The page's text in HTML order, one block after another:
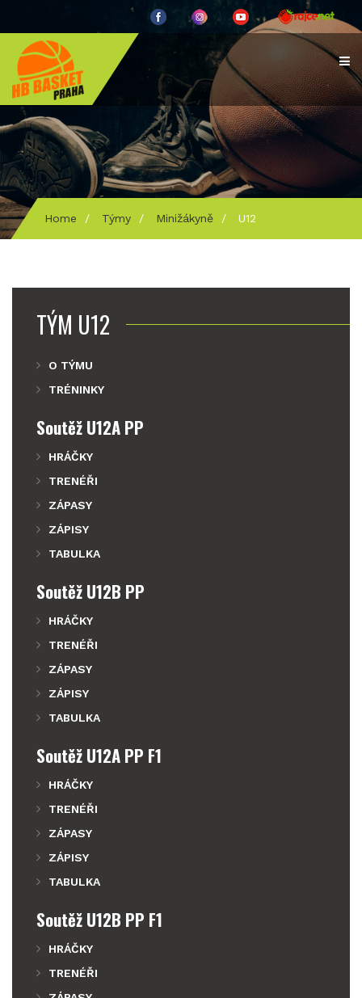
Home / Týmy / Minižákyně / U12
TÝM U12
O TÝMU
TRÉNINKY
Soutěž U12A PP
HRÁČKY
TRENÉŘI
ZÁPASY
ZÁPISY
TABULKA
Soutěž U12B PP
HRÁČKY
TRENÉŘI
ZÁPASY
ZÁPISY
TABULKA
Soutěž U12A PP F1
HRÁČKY
TRENÉŘI
ZÁPASY
ZÁPISY
TABULKA
Soutěž U12B PP F1
HRÁČKY
TRENÉŘI